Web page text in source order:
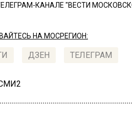
КАНАЛЕ "ВЕСТИ
НА МОСРЕГИОН:
ДЗЕН ТЕЛЕГРАМ